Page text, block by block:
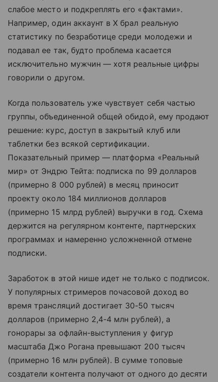
слабое место и подкреплять его «фактами».
Например, один аккаунт в X брал реальную
статистику по безработице среди молодежи и
подавал ее так, будто проблема касается
исключительно мужчин — хотя реальные цифры
говорили о другом.
Когда пользователь уже чувствует себя частью
группы, объединенной общей обидой, ему продают
решение: курс, доступ в закрытый клуб или
таблетки без всякой сертификации.
Показательный пример — платформа «Реальный
мир» от Эндрю Тейта: подписка по 99 долларов
(примерно 8 000 рублей) в месяц приносит
проекту около 184 миллионов долларов
(примерно 15 млрд рублей) выручки в год. Схема
держится на регулярном контенте, партнерских
программах и намеренно усложненной отмене
подписки.
Заработок в этой нише идет не только с подписок.
У популярных стримеров почасовой доход во
время трансляций достигает 30-50 тысяч
долларов (примерно 2,4-4 млн рублей), а
гонорары за офлайн-выступления у фигур
масштаба Джо Рогана превышают 200 тысяч
(примерно 16 млн рублей). В сумме топовые
создатели контента получают от одного до десяти